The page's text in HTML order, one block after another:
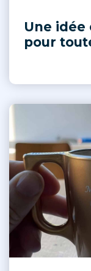
Une idée
pour